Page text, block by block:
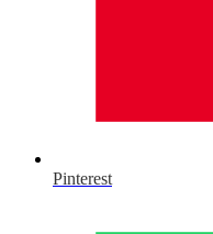
Pinterest